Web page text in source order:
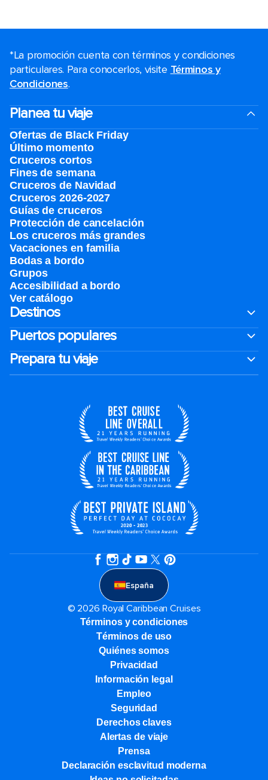
*La promoción cuenta con términos y condiciones
particulares. Para conocerlos, visite Términos y
Condiciones.
Planea tu viaje
Ofertas de Black Friday
Último momento
Cruceros cortos
Fines de semana
Cruceros de Navidad
Cruceros 2026-2027
Guías de cruceros
Protección de cancelación
Los cruceros más grandes
Vacaciones en familia
Bodas a bordo
Grupos
Accesibilidad a bordo
Ver catálogo
Destinos
Puertos populares
Prepara tu viaje
España
© 2026 Royal Caribbean Cruises
Términos y condiciones
Términos de uso
Quiénes somos
Privacidad
Información legal
Empleo
Seguridad
Derechos claves
Alertas de viaje
Prensa
Declaración esclavitud moderna